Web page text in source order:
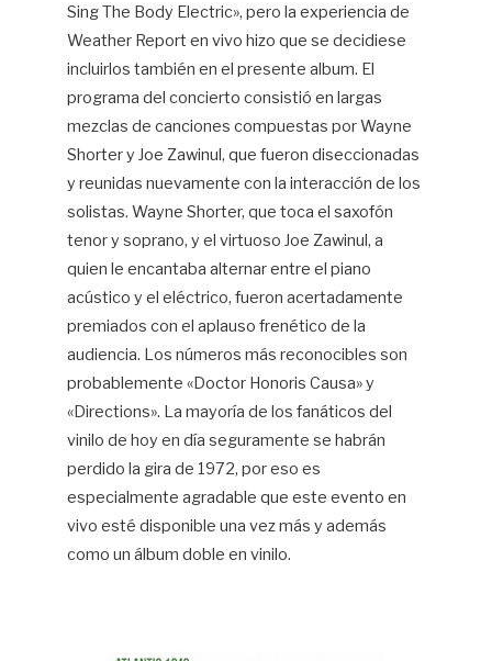
Sing The Body Electric», pero la experiencia de
Weather Report en vivo hizo que se decidiese
incluirlos también en el presente album. El
programa del concierto consistió en largas
mezclas de canciones compuestas por Wayne
Shorter y Joe Zawinul, que fueron diseccionadas
y reunidas nuevamente con la interacción de los
solistas. Wayne Shorter, que toca el saxofón
tenor y soprano, y el virtuoso Joe Zawinul, a
quien le encantaba alternar entre el piano
acústico y el eléctrico, fueron acertadamente
premiados con el aplauso frenético de la
audiencia. Los números más reconocibles son
probablemente «Doctor Honoris Causa» y
«Directions». La mayoría de los fanáticos del
vinilo de hoy en día seguramente se habrán
perdido la gira de 1972, por eso es
especialmente agradable que este evento en
vivo esté disponible una vez más y además
como un álbum doble en vinilo.